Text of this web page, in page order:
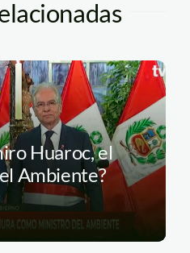
Huaroc, el
Ambiente?